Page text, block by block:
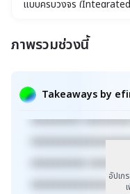
แบบครบวงจร
ภาพรวมช่วงนี้
Takeaways by
xxxxxxxxx
xxxxxxxxxx
อัปเก